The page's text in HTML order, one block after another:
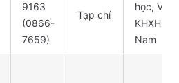
9163
(0866-
7659)
Tạp chí
học, Viện
KHXH
Nam